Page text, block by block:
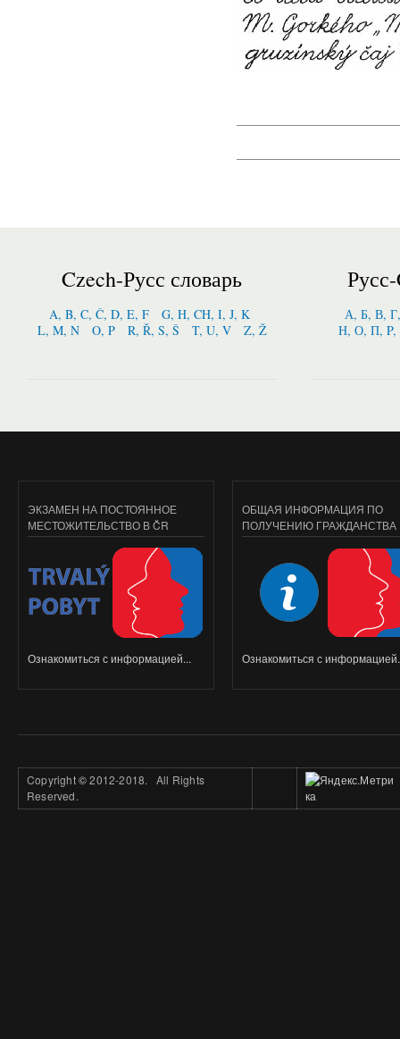
Czech-Русс словарь
A, B, C, Č, D, E, F
G, H, CH, I, J, K
L, M, N
O, P R, Ř, S, Š T, U, V Z, Ž
А, Б, В,
Н, О, П,
ЭКЗАМЕН НА ПОСТОЯННОЕ
МЕСТОЖИТЕЛЬСТВО В ČR
Ознакомиться с информацией...
ОБЩАЯ ИНФОРМАЦИЯ ПО
ПОЛУЧЕНИЮ ГРАЖДАНСТВА
Ознакомиться с
Copyright©2012-2018. All Rights
Reserved.